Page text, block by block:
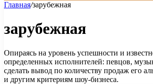
Главная/зарубежная
зарубежная
Опираясь на уровень успешности и
определенных исполнителей: певцов,
сделать вывод по количеству продаж его
и другим критериям шоу-бизнеса.